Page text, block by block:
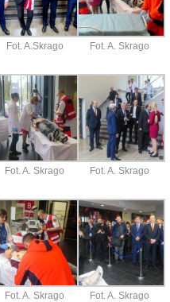
Fot. A.Skrago Fot. A. Skrago
Fot. A. Skrago Fot. A. Skrago
Fot. A. Skrago Fot. A. Skrago